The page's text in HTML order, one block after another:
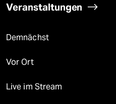
Veranstaltungen
Demnächst
Vor Ort
Live im Stream